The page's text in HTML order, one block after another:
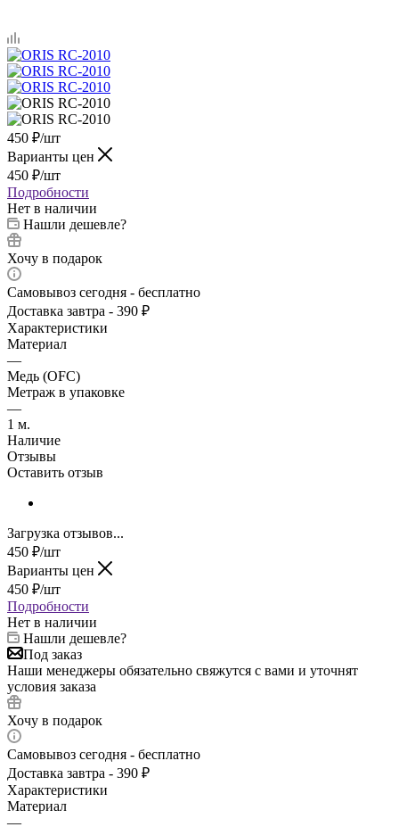
450 ₽/шт
Варианты цен
450 ₽/шт
Подробности
Нет в наличии
Нашли дешевле?
Хочу в подарок
Самовывоз сегодня - бесплатно
Доставка завтра - 390 ₽
Характеристики
Материал
—
Медь (OFC)
Метраж в упаковке
—
1 м.
Наличие
Отзывы
Оставить отзыв
Загрузка отзывов...
450 ₽/шт
Варианты цен
450 ₽/шт
Подробности
Нет в наличии
Нашли дешевле?
Под заказ
Наши менеджеры обязательно свяжутся с вами и уточнят
условия заказа
Хочу в подарок
Самовывоз сегодня - бесплатно
Доставка завтра - 390 ₽
Характеристики
Материал
—